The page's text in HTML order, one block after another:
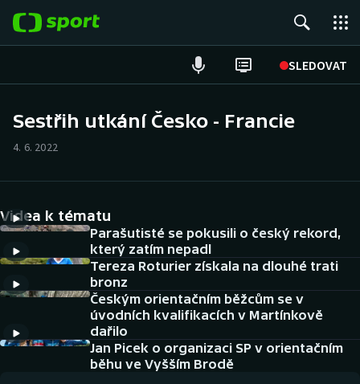
SLEDOVAT
Hokej
Tenis
Atletika
Cyklistika
DALŠÍ SPORTY
Americký fotbal
Baseball a softbal
NEPŘEHLÉDNĚTE
Sestřih utkání Česko - Francie
4. 6. 2022
Videa k tématu
Parašutisté se pokusili o český rekord,
který zatím nepadl
Tereza Roturier získala na dlouhé trati
bronz
Českým orientačním běžcům se v
úvodních kvalifikacích v Martínkově
dařilo
Jan Picek o organizaci SP v orientačním
běhu ve Vyšším Brodě